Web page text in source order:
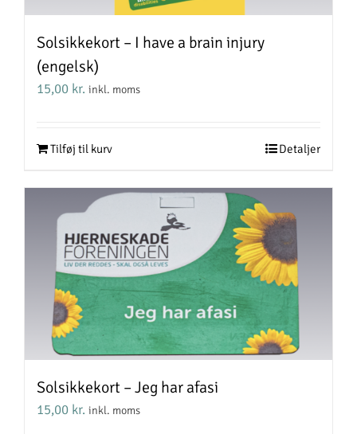
Solsikkekort – I have a brain injury
(engelsk)
15,00 kr. inkl. moms
Tilføj til kurv Detaljer
Solsikkekort – Jeg har afasi
15,00 kr. inkl. moms